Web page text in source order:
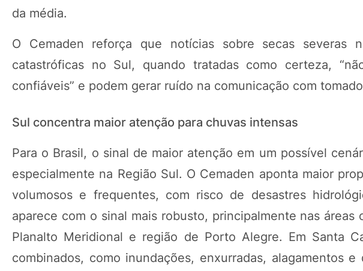
da média.
O Cemaden reforça que notícias sobre secas severas
catastróficas no Sul, quando tratadas como certeza,
confiáveis” e podem gerar ruído na comunicação com
Sul concentra maior atenção para chuvas intensas
Para o Brasil, o sinal de maior atenção em um possível
especialmente na Região Sul. O Cemaden aponta maior
volumosos e frequentes, com risco de desastres
aparece com o sinal mais robusto, principalmente nas
Planalto Meridional e região de Porto Alegre. Em Santa
combinados, como inundações, enxurradas, alagamentos